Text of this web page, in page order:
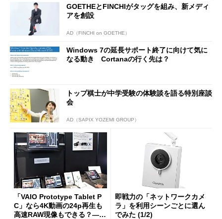
GOETHEとFINCHIがタッグを組み、新メディ
アを創設
AD（FINCHI on GOETHE）
Windows 7の延長サポート終了に向けて気に
なる動き Cortanaの行く先は？
トップ棋士が中学受験の体験談を語る特別座談
会
AD（SAPIX YOZEMI GROUP）
「VAIO Prototype Tablet P
C」なら4K動画の24p再生も
高速RAW現像もできる？――
即戦力の「ネットワークカメ
ラ」を利用シーンごとに選ん
でみた (1/2)